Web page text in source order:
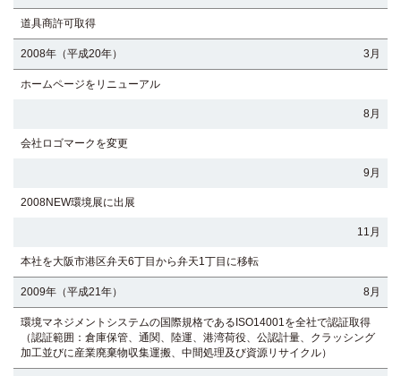
道具商許可取得
2008年（平成20年） 3月
ホームページをリニューアル
8月
会社ロゴマークを変更
9月
2008NEW環境展に出展
11月
本社を大阪市港区弁天6丁目から弁天1丁目に移転
2009年（平成21年） 8月
環境マネジメントシステムの国際規格であるISO14001を全社で認証取得
（認証範囲：倉庫保管、通関、陸運、港湾荷役、公認計量、クラッシング
加工並びに産業廃棄物収集運搬、中間処理及び資源リサイクル）